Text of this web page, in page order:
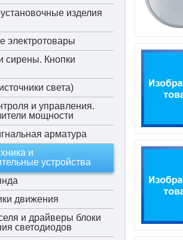
изделия
электротовары
сирены. Кнопки
света)
и управления.
мощности
арматура
и
устройства
движения
и драйверы блоки
светодиодов